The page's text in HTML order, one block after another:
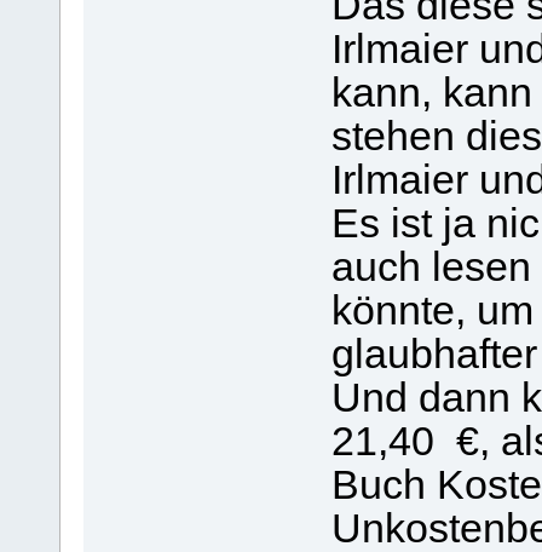
Irlmaier
kann,
stehen
Irlmaier
Es ist ja
auch
könnte,
Und dann
21,40 €,
Buch